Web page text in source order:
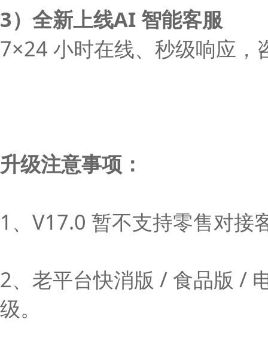
3）全新上线AI 智能客服
7×24 小时在线、秒级响应，
升级注意事项：
1、V17.0 暂不支持零售对接
2、老平台快消版 / 食品版 /
级。